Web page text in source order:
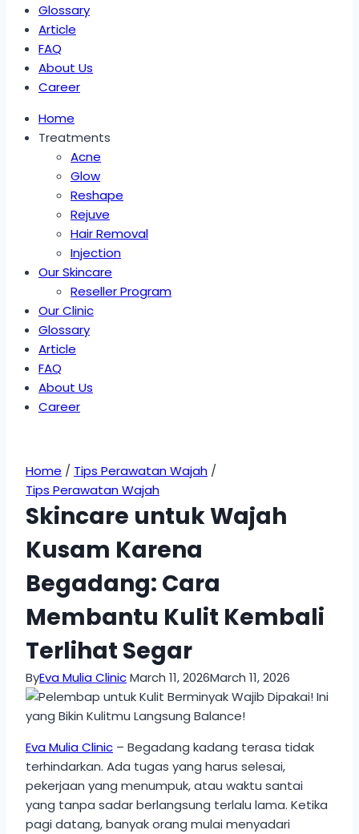
Glossary
Article
FAQ
About Us
Career
Home
Treatments
Acne
Glow
Reshape
Rejuve
Hair Removal
Injection
Our Skincare
Reseller Program
Our Clinic
Glossary
Article
FAQ
About Us
Career
Home / Tips Perawatan Wajah /
Tips Perawatan Wajah
Skincare untuk Wajah
Kusam Karena
Begadang: Cara
Membantu Kulit Kembali
Terlihat Segar
ByEva Mulia ClinicMarch 11, 2026March 11, 2026
Eva Mulia Clinic – Begadang kadang terasa tidak
terhindarkan. Ada tugas yang harus selesai,
pekerjaan yang menumpuk, atau waktu santai
yang tanpa sadar berlangsung terlalu lama. Ketika
pagi datang, banyak orang mulai menyadari